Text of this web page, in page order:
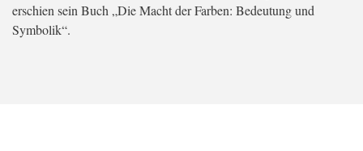
erschien sein Buch „Die Macht der Farben: Bedeutung und
Symbolik“.